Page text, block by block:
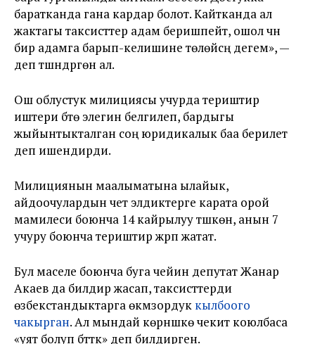
баратканда гана кардар болот. Кайтканда ал
жактагы таксисттер адам беришпейт, ошол үчүн
бир адамга барып-келишине төлөйсүң дегем», —
деп түшүндүргөн ал.
Ош облустук милициясы учурда териштирүү
иштери бүтө элегин белгилеп, бардыгы
жыйынтыкталган соң юридикалык баа берилет
деп ишендирди.
Милициянын маалыматына ылайык,
айдоочулардын чет элдиктерге карата орой
мамилеси боюнча 14 кайрылуу түшкөн, анын 7
учуру боюнча териштирүү жүрүп жатат.
Бул маселе боюнча буга чейин депутат Жанар
Акаев да билдирүү жасап, таксисттерди
өзбекстандыктарга өкүмзордук кылбоого
чакырган. Ал мындай көрүнүшкө чекит коюлбаса
«уят болуп бүттүк» деп билдирген.